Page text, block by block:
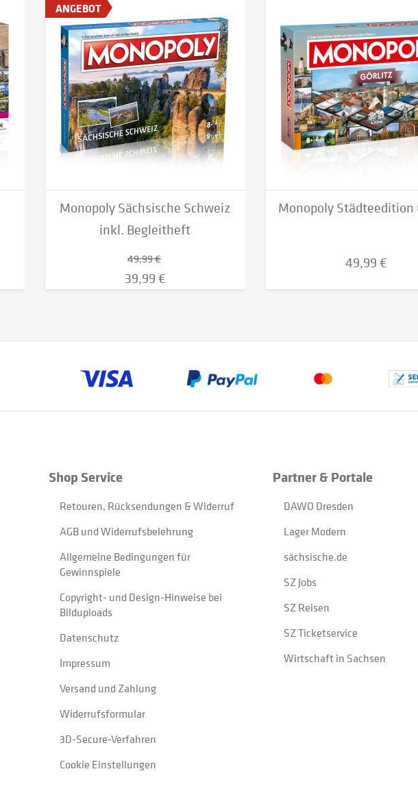
ANGEBOT
Monopoly Sächsische Schweiz
inkl. Begleitheft
49,99 €
39,99 €
Monopoly Städteedition
49,99 €
Shop Service
Retouren, Rücksendungen & Widerruf
AGB und Widerrufsbelehrung
Allgemeine Bedingungen für
Gewinnspiele
Copyright- und Design-Hinweise bei
Bilduploads
Datenschutz
Impressum
Versand und Zahlung
Widerrufsformular
3D-Secure-Verfahren
Cookie Einstellungen
Partner & Portale
DAWO Dresden
Lager Modern
sächsische.de
SZ Jobs
SZ Reisen
SZ Ticketservice
Wirtschaft in Sachsen